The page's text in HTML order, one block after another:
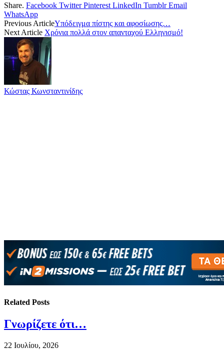
Share. Facebook Twitter Pinterest LinkedIn Tumblr Email
WhatsApp
Previous ArticleΥπόδειγμα πίστης και αφοσίωσης…
Next Article Χρόνια πολλά στον απανταχού Ελληνισμό!
Κώστας Κωνσταντινίδης
Related Posts
Γνωρίζετε ότι…
22 Ιουλίου, 2026